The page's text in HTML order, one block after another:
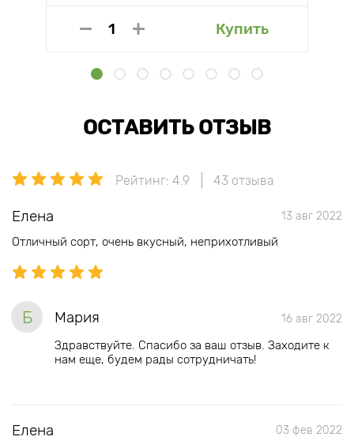
Купить
ОСТАВИТЬ ОТЗЫВ
Рейтинг: 4.9 43 отзыва
Елена 13 авг 2022
Отличный сорт, очень вкусный, неприхотливый
Б Мария 16 авг 2022
Здравствуйте. Спасибо за ваш отзыв. Заходите к
нам еще, будем рады сотрудничать!
Елена 03 фев 2022